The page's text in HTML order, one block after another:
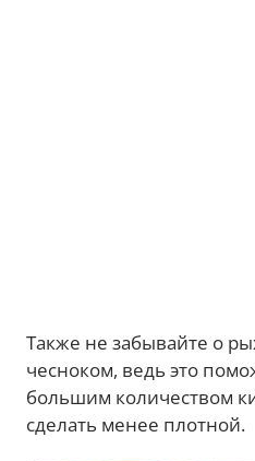
Также не забывайте о
чесноком, ведь это
большим количеством
сделать менее плотной.